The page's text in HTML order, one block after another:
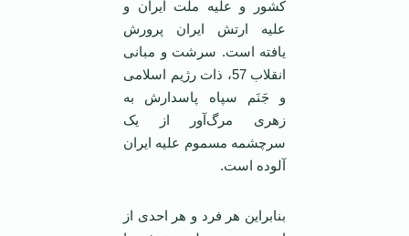
کشور و علیه ملت ایران و
علیه ارتش ایران پرورش
یافته است. سرشت و مبانی
انقلاب 57، ذات رژیم اسلامی
و جَنَم سپاه پاسدارش به
زهری مرگ‌آور از یک
سرچشمه مسموم علیه ایران
آلوده است.
بنابراین هر فرد و هر احدی از